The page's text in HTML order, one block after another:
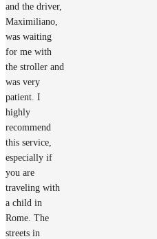
and the driver,
Maximiliano,
was waiting
for me with
the stroller and
was very
patient. I
highly
recommend
this service,
especially if
you are
traveling with
a child in
Rome. The
streets in